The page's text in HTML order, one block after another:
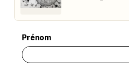
Prénom